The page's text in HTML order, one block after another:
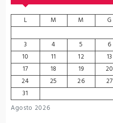
Agosto 2026
L M M G
3
4 5 6
10
11 12 13
17
18 19 20
24
25 26 27
31